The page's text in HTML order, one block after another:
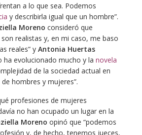
a lo que sea. Podemos
y describirla igual que un hombre”.
Moreno consideró que
realistas y, en mi caso, me baso
reales” y Antonia Huertas
ha evolucionado mucho y la novela
de la sociedad actual en
hombres y mujeres”.
profesiones de mujeres
no han ocupado un lugar en la
Moreno opinó que “podemos
y, de hecho, tenemos jueces,